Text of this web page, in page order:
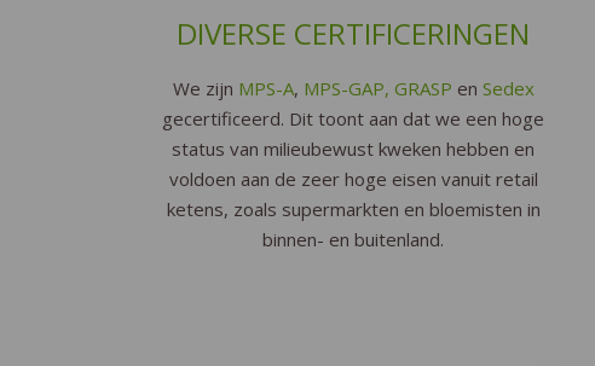
DIVERSE CERTIFICERINGEN
We zijn MPS-A, MPS-GAP, GRASP en Sedex
gecertificeerd. Dit toont aan dat we een hoge
status van milieubewust kweken hebben en
voldoen aan de zeer hoge eisen vanuit retail
ketens, zoals supermarkten en bloemisten in
binnen- en buitenland.